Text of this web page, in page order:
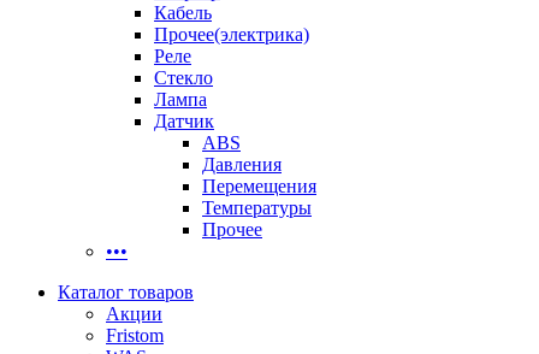
Кабель
Прочее(электрика)
Реле
Стекло
Лампа
Датчик
ABS
Давления
Перемещения
Температуры
Прочее
•••
Каталог товаров
Акции
Fristom